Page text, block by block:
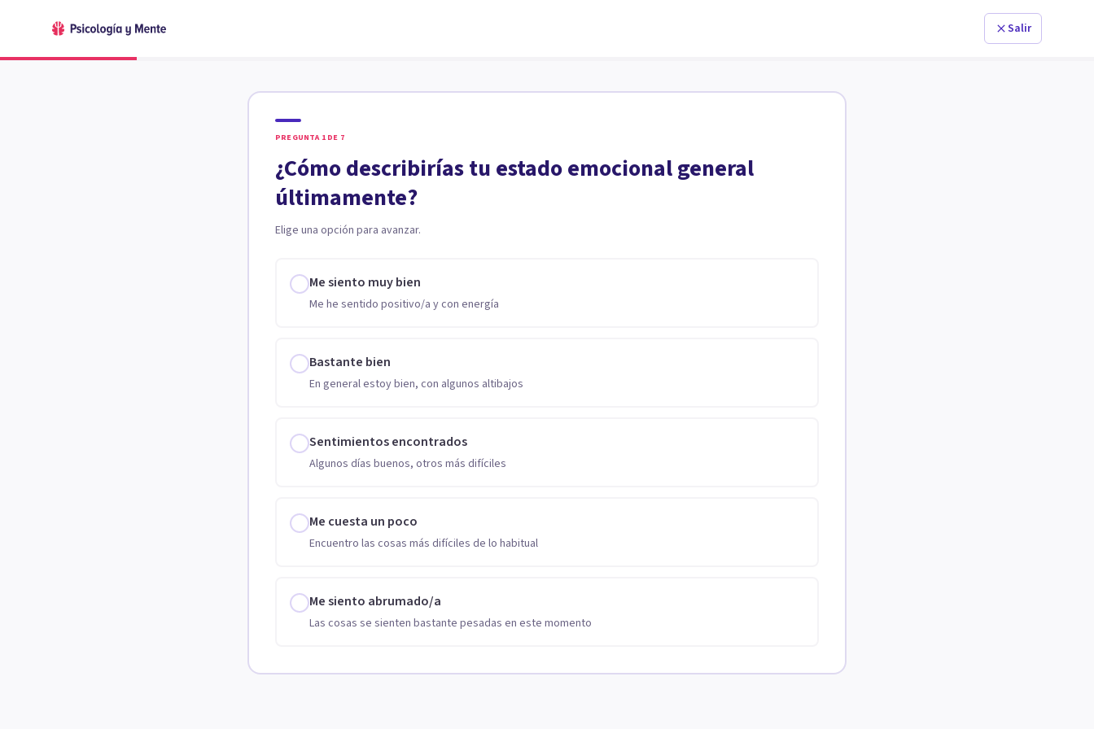
Salir
PREGUNTA 1 DE 7
¿Cómo describirías tu estado emocional general
últimamente?
Elige una opción para avanzar.
Me siento muy bien
Me he sentido positivo/a y con energía
Bastante bien
En general estoy bien, con algunos altibajos
Sentimientos encontrados
Algunos días buenos, otros más difíciles
Me cuesta un poco
Encuentro las cosas más difíciles de lo habitual
Me siento abrumado/a
Las cosas se sienten bastante pesadas en este momento